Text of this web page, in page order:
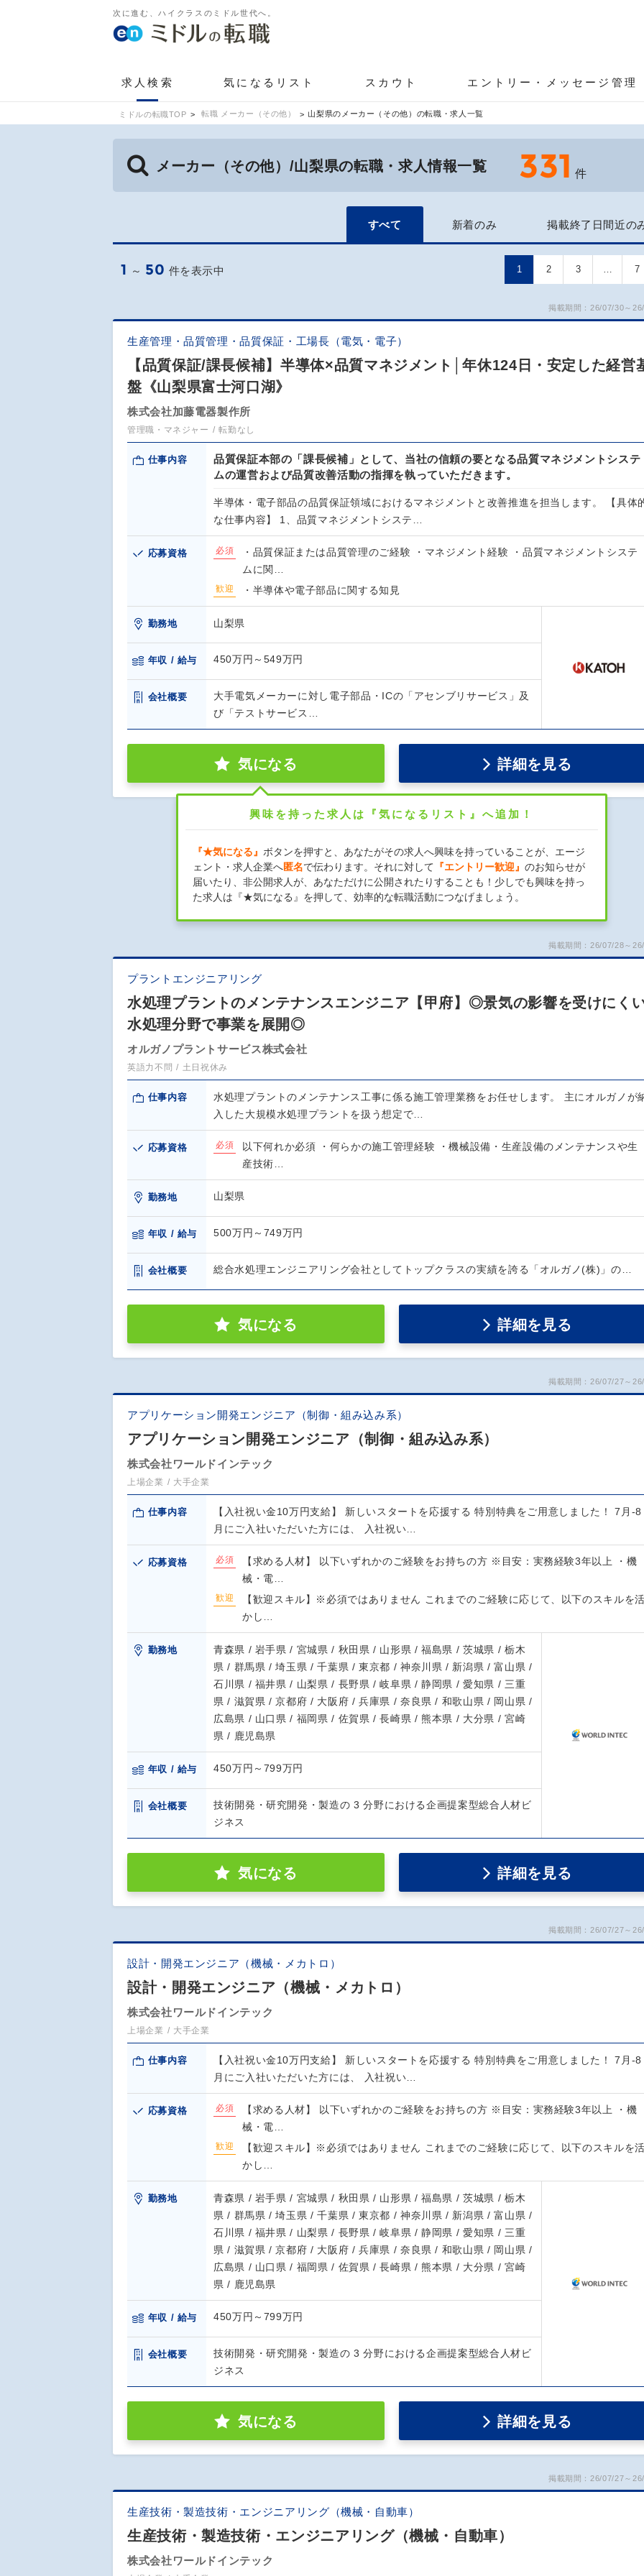
次に進む、ハイクラスのミドル世代へ。
求人検索 気になるリスト スカウト エントリー・メッセージ管理
ミドルの転職TOP 転職 メーカー（その他） 山梨県のメーカー（その他）の転職・求人一覧
メーカー（その他）/山梨県の転職・求人情報一覧 331 件
すべて 新着のみ 掲載終了日間近の
1 ～ 50 件を表示中 1 2 3 … 7
掲載期間：26/07/30～
生産管理・品質管理・品質保証・工場長（電気・電子）
【品質保証/課長候補】半導体×品質マネジメント│年休124日・安定した経営
盤《山梨県富士河口湖》
株式会社加藤電器製作所
管理職・マネジャー 転勤なし
仕事内容
品質保証本部の「課長候補」として、当社の信頼の要となる品質マネジメントシステ
ムの運営および品質改善活動の指揮を執っていただきます。
半導体・電子部品の品質保証領域におけるマネジメントと改善推進を担当します。 【具体
な仕事内容】 1、品質マネジメントシステ…
応募資格 必須
・品質保証または品質管理のご経験 ・マネジメント経験 ・品質マネジメントシステ
ムに関…
歓迎 ・半導体や電子部品に関する知見
勤務地 山梨県
年収 / 給与 450万円～549万円
会社概要
大手電気メーカーに対し電子部品・ICの「アセンブリサービス」及
び「テストサービス…
気になる 詳細を見る
興味を持った求人は『気になるリスト』へ追加！
『★気になる』 ボタンを押すと、あなたがその求人へ興味を持っていることが、エージ
ェント・求人企業へ匿名で伝わります。それに対して 『エントリー歓迎』 のお知らせが
届いたり、非公開求人が、あなただけに公開されたりすることも！少しでも興味を持っ
た求人は『★気になる』を押して、効率的な転職活動につなげましょう。
掲載期間：26/07/28～
プラントエンジニアリング
水処理プラントのメンテナンスエンジニア【甲府】◎景気の影響を受けにく
水処理分野で事業を展開◎
オルガノプラントサービス株式会社
英語力不問 土日祝休み
仕事内容
水処理プラントのメンテナンス工事に係る施工管理業務をお任せします。 主にオルガノが
入した大規模水処理プラントを扱う想定で…
応募資格 必須
以下何れか必須 ・何らかの施工管理経験 ・機械設備・生産設備のメンテナンスや生
産技術…
勤務地 山梨県
年収 / 給与 500万円～749万円
会社概要 総合水処理エンジニアリング会社としてトップクラスの実績を誇る「オルガノ(株)」の…
気になる 詳細を見る
掲載期間：26/07/27～
アプリケーション開発エンジニア（制御・組み込み系）
アプリケーション開発エンジニア（制御・組み込み系）
株式会社ワールドインテック
上場企業 大手企業
仕事内容
【入社祝い金10万円支給】 新しいスタートを応援する 特別特典をご用意しました！ 7月-8
月にご入社いただいた方には、 入社祝い…
応募資格 必須
【求める人材】 以下いずれかのご経験をお持ちの方 ※目安：実務経験3年以上 ・機
械・電…
歓迎
【歓迎スキル】※必須ではありません これまでのご経験に応じて、以下のスキルを
かし…
勤務地
青森県 / 岩手県 / 宮城県 / 秋田県 / 山形県 / 福島県 / 茨城県 / 栃木
県 / 群馬県 / 埼玉県 / 千葉県 / 東京都 / 神奈川県 / 新潟県 / 富山県 /
石川県 / 福井県 / 山梨県 / 長野県 / 岐阜県 / 静岡県 / 愛知県 / 三重
県 / 滋賀県 / 京都府 / 大阪府 / 兵庫県 / 奈良県 / 和歌山県 / 岡山県 /
広島県 / 山口県 / 福岡県 / 佐賀県 / 長崎県 / 熊本県 / 大分県 / 宮崎
県 / 鹿児島県
年収 / 給与 450万円～799万円
会社概要
技術開発・研究開発・製造の 3 分野における企画提案型総合人材ビ
ジネス
気になる 詳細を見る
掲載期間：26/07/27～
設計・開発エンジニア（機械・メカトロ）
設計・開発エンジニア（機械・メカトロ）
株式会社ワールドインテック
上場企業 大手企業
仕事内容
【入社祝い金10万円支給】 新しいスタートを応援する 特別特典をご用意しました！ 7月-8
月にご入社いただいた方には、 入社祝い…
応募資格 必須
【求める人材】 以下いずれかのご経験をお持ちの方 ※目安：実務経験3年以上 ・機
械・電…
歓迎
【歓迎スキル】※必須ではありません これまでのご経験に応じて、以下のスキルを
かし…
勤務地
青森県 / 岩手県 / 宮城県 / 秋田県 / 山形県 / 福島県 / 茨城県 / 栃木
県 / 群馬県 / 埼玉県 / 千葉県 / 東京都 / 神奈川県 / 新潟県 / 富山県 /
石川県 / 福井県 / 山梨県 / 長野県 / 岐阜県 / 静岡県 / 愛知県 / 三重
県 / 滋賀県 / 京都府 / 大阪府 / 兵庫県 / 奈良県 / 和歌山県 / 岡山県 /
広島県 / 山口県 / 福岡県 / 佐賀県 / 長崎県 / 熊本県 / 大分県 / 宮崎
県 / 鹿児島県
年収 / 給与 450万円～799万円
会社概要
技術開発・研究開発・製造の 3 分野における企画提案型総合人材ビ
ジネス
気になる 詳細を見る
掲載期間：26/07/27～
生産技術・製造技術・エンジニアリング（機械・自動車）
生産技術・製造技術・エンジニアリング（機械・自動車）
株式会社ワールドインテック